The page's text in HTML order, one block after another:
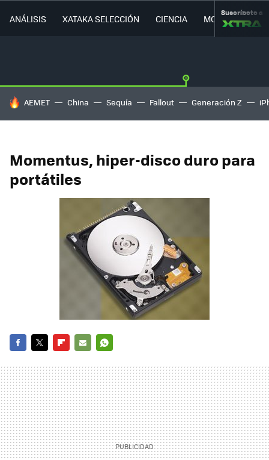
ANÁLISIS XATAKA SELECCIÓN CIENCIA MOVILIDAD
Suscríbete a
HOY SE HABLA DE
AEMET China Sequía Fallout Generación Z
Momentus, hiper-disco duro para
portátiles
MAIL